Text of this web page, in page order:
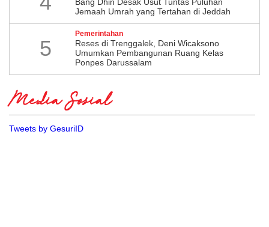
Jemaah Umrah yang Tertahan di Jeddah
5
Pemerintahan
​Reses di Trenggalek, Deni Wicaksono
Umumkan Pembangunan Ruang Kelas
Ponpes Darussalam
Media Sosial
Tweets by GesuriID